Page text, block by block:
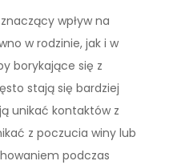
wpływ na
w rodzinie, jak i w
borykające się z
stają się bardziej
unikać kontaktów z
z poczucia winy lub
podczas